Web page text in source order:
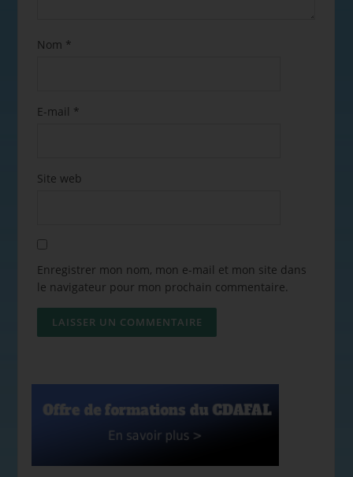
Nom *
E-mail *
Site web
Enregistrer mon nom, mon e-mail et mon site dans
le navigateur pour mon prochain commentaire.